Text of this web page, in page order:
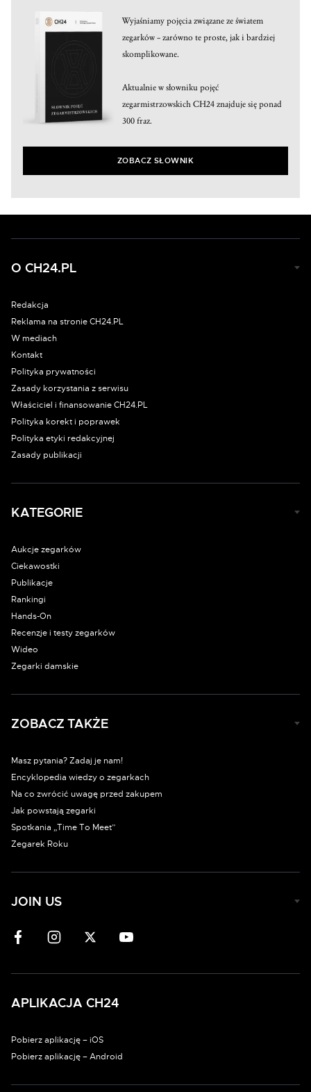
Wyjaśniamy pojęcia związane ze światem
zegarków – zarówno te proste, jak i bardziej
skomplikowane.
Aktualnie w słowniku pojęć
zegarmistrzowskich CH24 znajduje się ponad
300 fraz.
ZOBACZ SŁOWNIK
O CH24.PL
Redakcja
Reklama na stronie CH24.PL
W mediach
Kontakt
Polityka prywatności
Zasady korzystania z serwisu
Właściciel i finansowanie CH24.PL
Polityka korekt i poprawek
Polityka etyki redakcyjnej
Zasady publikacji
KATEGORIE
Aukcje zegarków
Ciekawostki
Publikacje
Rankingi
Hands-On
Recenzje i testy zegarków
Wideo
Zegarki damskie
ZOBACZ TAKŻE
Masz pytania? Zadaj je nam!
Encyklopedia wiedzy o zegarkach
Na co zwrócić uwagę przed zakupem
Jak powstają zegarki
Spotkania „Time To Meet”
Zegarek Roku
JOIN US
APLIKACJA CH24
Pobierz aplikację – iOS
Pobierz aplikację – Android